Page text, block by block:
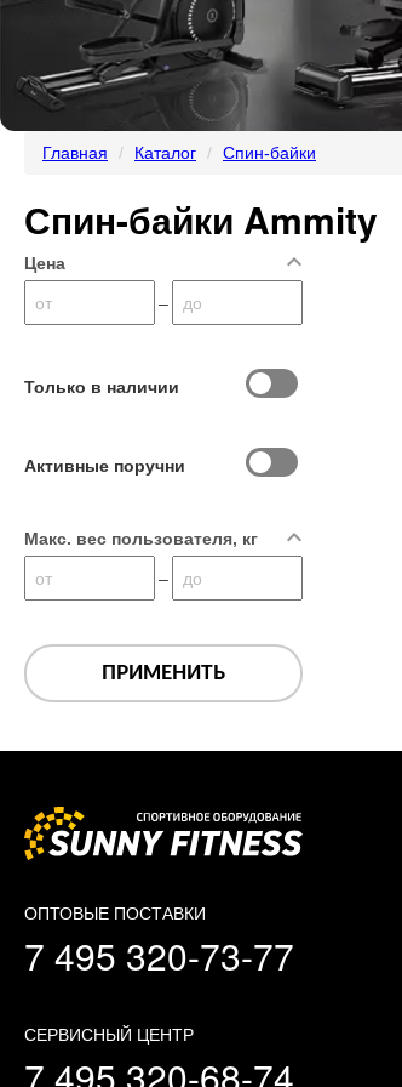
Главная Каталог Спин-байки
Спин-байки Ammity
Цена expand_less
от – до
Только в наличии
Активные поручни
Макс. вес пользователя, кг expand_less
от – до
ПРИМЕНИТЬ
ОПТОВЫЕ ПОСТАВКИ
7 495 320-73-77
СЕРВИСНЫЙ ЦЕНТР